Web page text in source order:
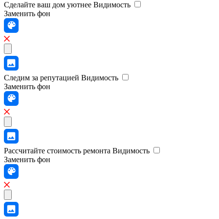
Сделайте ваш дом уютнее Видимость
Заменить фон
Следим за репутацией Видимость
Заменить фон
Рассчитайте стоимость ремонта Видимость
Заменить фон